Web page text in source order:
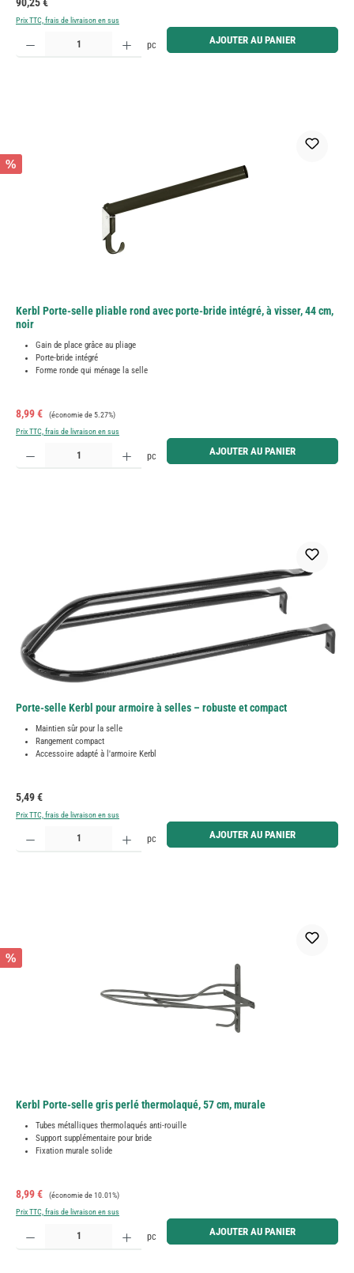
90,25 €
Prix TTC, frais de livraison en sus
Quantité de produit : Entrez la quantité souhaitée ou utilisez les boutons pour augmenter ou
pc AJOUTER AU PANIER
%
Kerbl Porte-selle pliable rond avec porte-bride intégré, à visser, 44 cm,
noir
Gain de place grâce au pliage
Porte-bride intégré
Forme ronde qui ménage la selle
Prix de vente :
8,99 € Prix régulier :
(économie de 5.27%)
Prix TTC, frais de livraison en sus
Quantité de produit : Entrez la quantité souhaitée ou utilisez les boutons pour augmenter ou
pc AJOUTER AU PANIER
Porte-selle Kerbl pour armoire à selles – robuste et compact
Maintien sûr pour la selle
Rangement compact
Accessoire adapté à l'armoire Kerbl
Prix régulier :
5,49 €
Prix TTC, frais de livraison en sus
Quantité de produit : Entrez la quantité souhaitée ou utilisez les boutons pour augmenter ou
pc AJOUTER AU PANIER
%
Kerbl Porte-selle gris perlé thermolaqué, 57 cm, murale
Tubes métalliques thermolaqués anti-rouille
Support supplémentaire pour bride
Fixation murale solide
Prix de vente :
8,99 € Prix régulier :
(économie de 10.01%)
Prix TTC, frais de livraison en sus
Quantité de produit : Entrez la quantité souhaitée ou utilisez les boutons pour augmenter ou
pc AJOUTER AU PANIER